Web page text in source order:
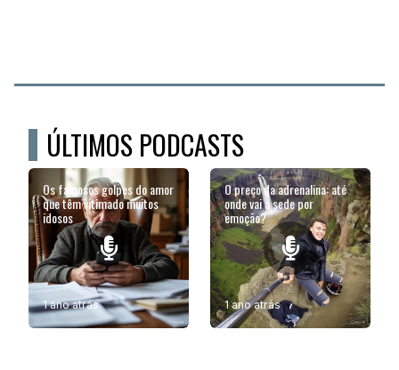
ÚLTIMOS PODCASTS
Os famosos golpes do amor
que têm vitimado muitos
idosos
1 ano atrás
O preço da adrenalina: até
onde vai a sede por
emoção?
1 ano atrás